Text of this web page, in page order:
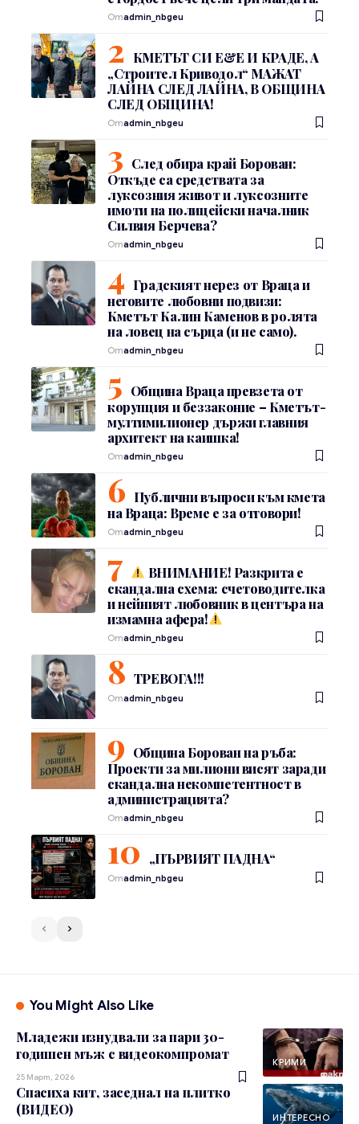
Отadmin_nbgeu
КМЕТЪТ СИ Е&Е И КРАДЕ, А
„Строител Криводол“ МАЖАТ
ЛАЙНА СЛЕД ЛАЙНА, В ОБЩИНА
СЛЕД ОБЩИНА!
Отadmin_nbgeu
След обира край Борован:
Откъде са средствата за
луксозния живот и луксозните
имоти на полицейски началник
Силвия Берчева?
Отadmin_nbgeu
Градският нерез от Враца и
неговите любовни подвизи:
Кметът Калин Каменов в ролята
на ловец на сърца (и не само).
Отadmin_nbgeu
Община Враца превзета от
корупция и беззаконие – Кметът-
мултимилионер държи главния
архитект на каишка!
Отadmin_nbgeu
Публични въпроси към кмета
на Враца: Време е за отговори!
Отadmin_nbgeu
ВНИМАНИЕ! Разкрита е
скандална схема: счетоводителка
и нейният любовник в центъра на
измамна афера!
Отadmin_nbgeu
ТРЕВОГА!!!
Отadmin_nbgeu
Община Борован на ръба:
Проекти за милиони висят заради
скандална некомпетентност в
администрацията?
Отadmin_nbgeu
„ПЪРВИЯТ ПАДНА“
Отadmin_nbgeu
You Might Also Like
КРИМИ
Младежи изнудвали за пари 30-
годишен мъж с видеокомпромат
25 Март, 2026
ИНТЕРЕСНО
Спасиха кит, заседнал на плитко
(ВИДЕО)